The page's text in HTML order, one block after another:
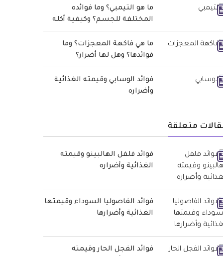
ما هو التيمبي؟ وما فوائده
المختلفة للجسم؟ وكيفية أكله
ما هي فاكهة المعجزات؟ وما
فوائدها؟ وهل لها أضرار؟
فوائد الوسابي وقيمته الغذائية
وأضراره
متعلقة
فوائد فلفل الهالبينو وقيمته
الغذائية وأضراره
فوائد الفاصوليا السوداء وقيمتها
الغذائية وأضرارها
فوائد الفجل الحار وقيمته